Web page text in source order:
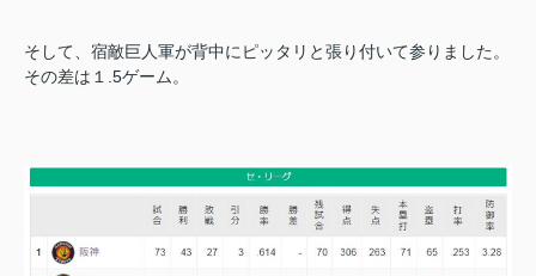
そして、宿敵巨人軍が背中にピッタリと張り付いて参りました。
その差は１.5ゲーム。